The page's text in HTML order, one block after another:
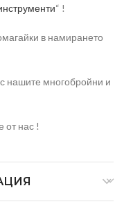
“ !
в намирането
нашите многобройни и
от нас !